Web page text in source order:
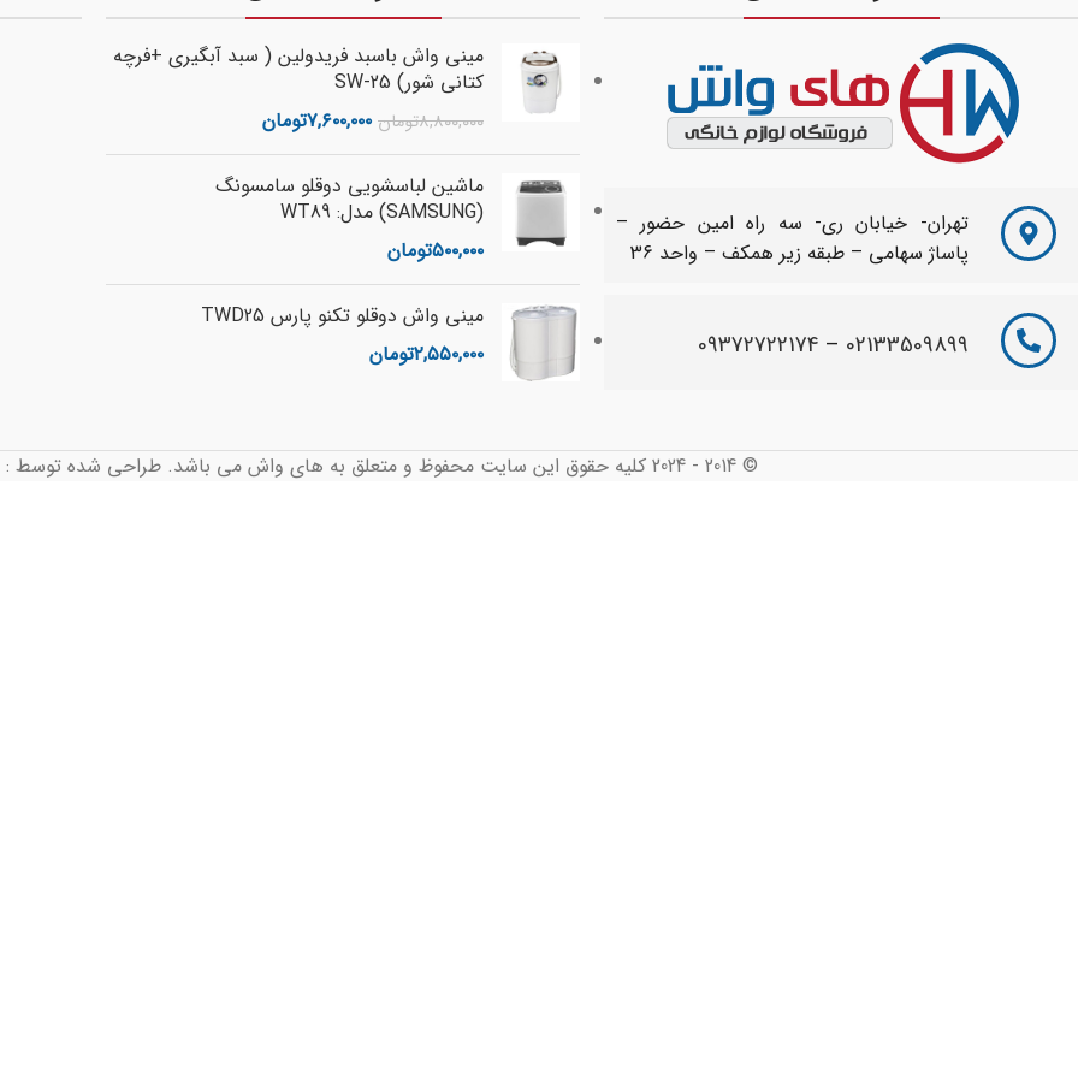
تهران- خیابان ری- سه راه امین حضور –
پاساژ سهامی – طبقه زیر همکف – واحد 36
02133509899
–
09372722174
مینی واش باسبد فریدولین ( سبد آبگیری +فرچه
کتانی شور) SW-25
۸,۸۰۰,۰۰۰تومان ۷,۶۰۰,۰۰۰تومان
ماشین لباسشویی دوقلو سامسونگ
(SAMSUNG) مدل: WT89
۵۰۰,۰۰۰تومان
مینی واش دوقلو تکنو پارس TWD25
۲,۵۵۰,۰۰۰تومان
© 2014 - 2024 کلیه حقوق این سایت محفوظ و متعلق به های واش می باشد. طراحی شده توسط :